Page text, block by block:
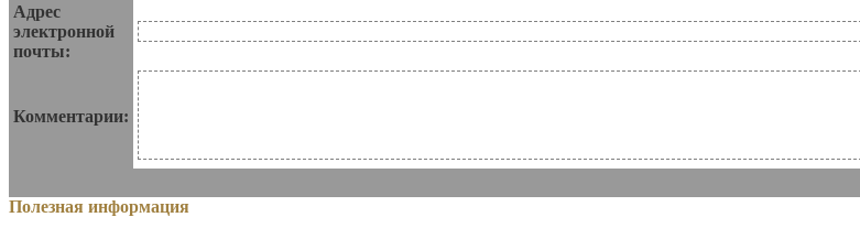
Адрес
электронной
почты:
Комментарии:
Полезная информация